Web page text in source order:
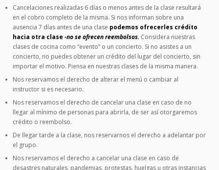
Cancelaciones realizadas 6 días o menos antes de la clase resultará
en el cobro completo de la misma. Si nos informan sobre una
ausencia 7 días antes de una clase podemos ofrecerles crédito
hacia otra clase-no se ofrecen reembolsos. Considera nuestras
clases de cocina como “evento” o un concierto. Si no asistes a un
concierto, no puedes obtener un crédito del lugar del concierto, sin
importar el motivo. Piensa en nuestras clases de la misma manera.
Nos reservamos el derecho de alterar el menú o cambiar al
instructor si es necesario.
Nos reservamos el derecho de cancelar una clase en caso de no
llegar al mínimo de personas para abrirla, de ser así otorgaremos
crédito o reembolso.
De llegar tarde a la clase, nos reservarnos el derecho a adelantar por
el grupo.
Nos reservamos el derecho a cancelar una clase en caso de
desastres naturales, pandemias, protestas, huelgas u otras instancias